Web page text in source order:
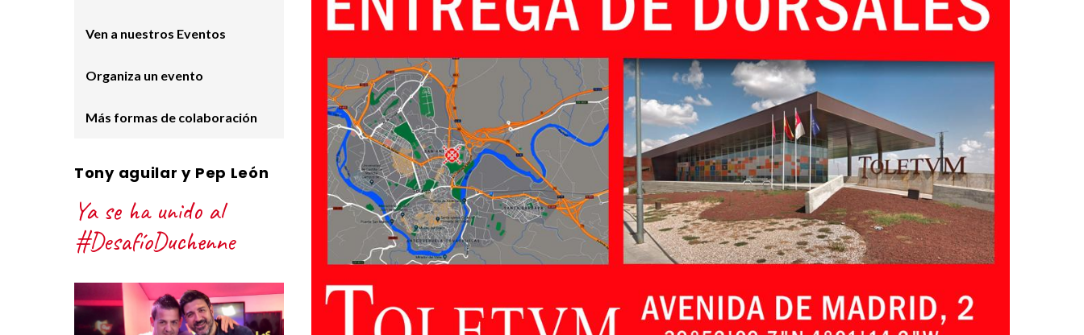
Ven a nuestros Eventos
Organiza un evento
Más formas de colaboración
Tony aguilar y Pep León
Ya se ha unido al
#DesafíoDuchenne